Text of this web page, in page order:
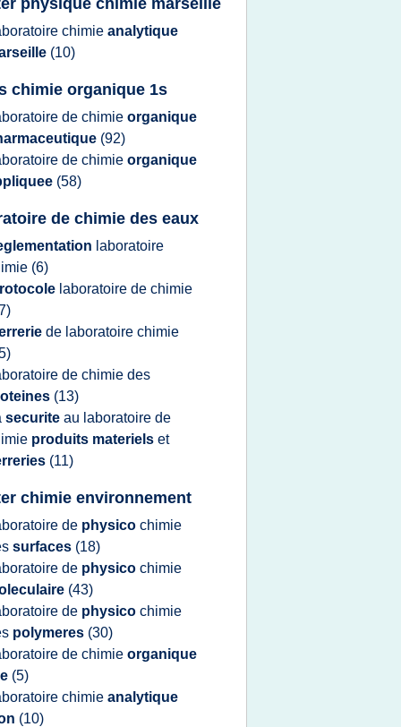
physique chimie marseille
chimie analytique
(10)
chimie organique 1s
de chimie organique
(92)
de chimie organique
(58)
de chimie des eaux
laboratoire
(6)
laboratoire de chimie
de laboratoire chimie
de chimie des
(13)
securite au laboratoire de
produits materiels et
(11)
chimie environnement
de physico chimie
surfaces (18)
de physico chimie
(43)
de physico chimie
polymeres (30)
de chimie organique
(5)
chimie analytique
(10)